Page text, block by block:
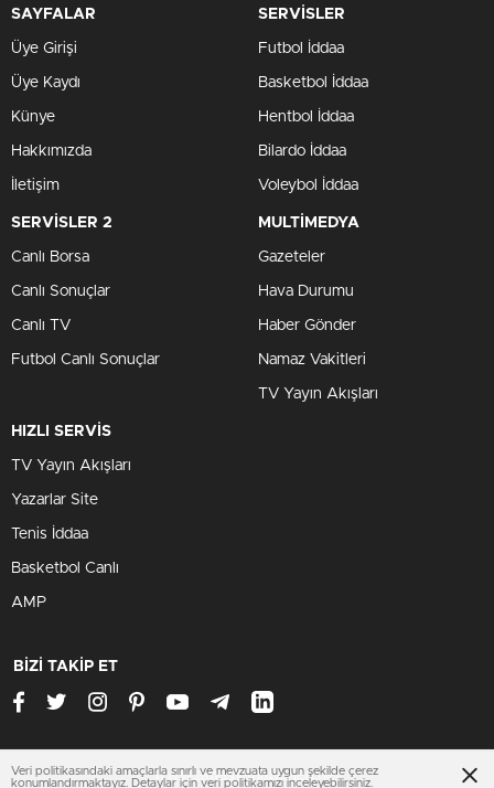
SAYFALAR
Üye Girişi
Üye Kaydı
Künye
Hakkımızda
İletişim
SERVİSLER
Futbol İddaa
Basketbol İddaa
Hentbol İddaa
Bilardo İddaa
Voleybol İddaa
SERVİSLER 2
Canlı Borsa
Canlı Sonuçlar
Canlı TV
Futbol Canlı Sonuçlar
MULTİMEDYA
Gazeteler
Hava Durumu
Haber Gönder
Namaz Vakitleri
TV Yayın Akışları
HIZLI SERVİS
TV Yayın Akışları
Yazarlar Site
Tenis İddaa
Basketbol Canlı
AMP
BİZİ TAKİP ET
www.amasyahaberleri.net
Veri politikasındaki amaçlarla sınırlı ve mevzuata uygun şekilde çerez
konumlandırmaktayız. Detaylar için veri politikamızı inceleyebilirsiniz.